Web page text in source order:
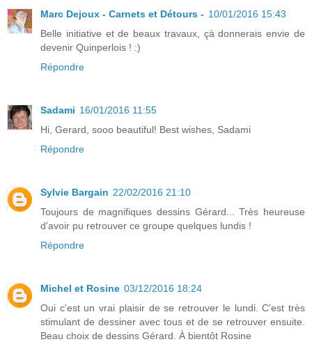
Marc Dejoux - Carnets et Détours - 10/01/2016 15:43
Belle initiative et de beaux travaux, çà donnerais envie de
devenir Quinperlois ! :)
Répondre
Sadami 16/01/2016 11:55
Hi, Gerard, sooo beautiful! Best wishes, Sadami
Répondre
Sylvie Bargain 22/02/2016 21:10
Toujours de magnifiques dessins Gérard... Très heureuse
d'avoir pu retrouver ce groupe quelques lundis !
Répondre
Michel et Rosine 03/12/2016 18:24
Oui c'est un vrai plaisir de se retrouver le lundi. C'est très
stimulant de dessiner avec tous et de se retrouver ensuite.
Beau choix de dessins Gérard. À bientôt Rosine